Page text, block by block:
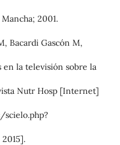
2001.
Bacardi Gascón M,
en la televisión sobre la
Nutr Hosp [Internet]
2015].